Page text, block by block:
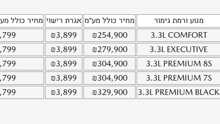
מנוע ורמת גימור מחיר כולל מע"מ אגרת רישוי מחיר כולל
3.3L COMFORT
₪254,900
₪3,899
3.3L EXECUTIVE
₪279,900
₪3,899
3.3L PREMIUM 8S
₪304,900
₪3,899
3.3L PREMIUM 7S
₪304,900
₪3,899
3.3L PREMIUM BLACK
₪329,900
₪3,899